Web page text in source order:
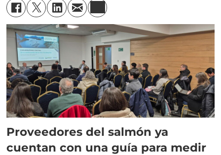
Proveedores del salmón ya
cuentan con una guía para medir